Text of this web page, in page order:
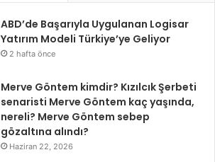
ABD’de Başarıyla Uygulanan Logisar
Yatırım Modeli Türkiye’ye Geliyor
2 hafta önce
Merve Göntem kimdir? Kızılcık Şerbeti
senaristi Merve Göntem kaç yaşında,
nereli? Merve Göntem sebep
gözaltına alındı?
Haziran 22, 2026